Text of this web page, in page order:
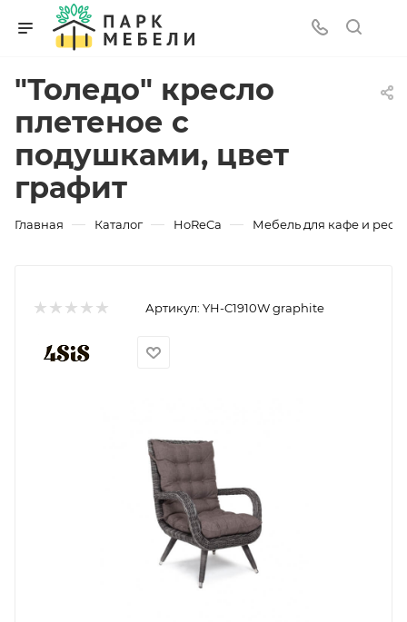
"Толедо" кресло
плетеное с
подушками, цвет
графит
Главная — Каталог — HoReCa — Мебель для кафе и
Артикул: YH-C1910W graphite